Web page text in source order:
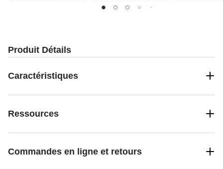
Produit Détails
Caractéristiques
Ressources
Commandes en ligne et retours